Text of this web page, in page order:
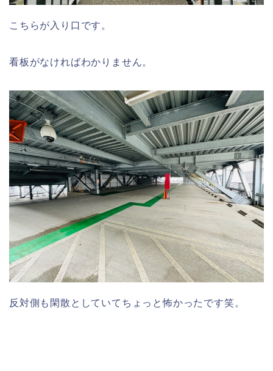
こちらが入り口です。
看板がなければわかりません。
反対側も閑散としていてちょっと怖かったです笑。